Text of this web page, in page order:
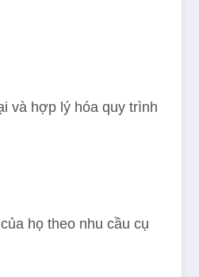
và hợp lý hóa quy trình
họ theo nhu cầu cụ